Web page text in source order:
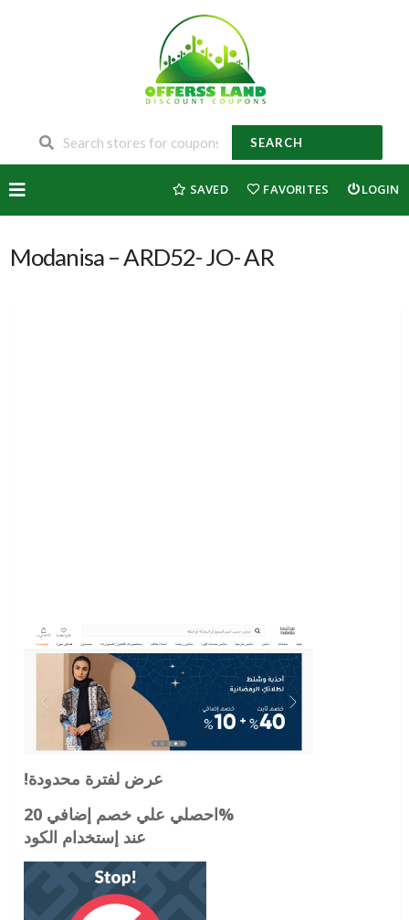
SEARCH
to
content
SAVED FAVORITES LOGIN
Modanisa – ARD52- JO- AR
!عرض لفترة محدودة
احصلي علي خصم إضافي 20%
عند إستخدام الكود